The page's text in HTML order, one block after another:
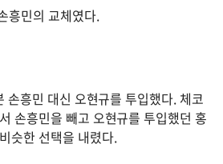
흥민의 교체였다.
손흥민 대신 오현규를 투입했다. 체코
손흥민을 빼고 오현규를 투입했던 홍
슷한 선택을 내렸다.